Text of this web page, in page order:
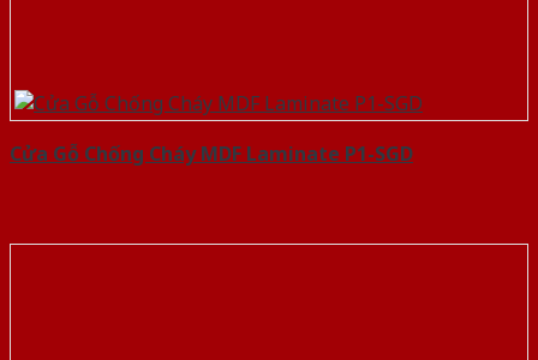
Cửa Gỗ Chống Cháy MDF Laminate P1-SGD